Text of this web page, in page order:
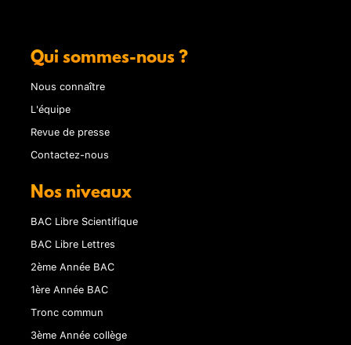
Qui sommes-nous ?
Nous connaître
L'équipe
Revue de presse
Contactez-nous
Nos niveaux
BAC Libre Scientifique
BAC Libre Lettres
2ème Année BAC
1ère Année BAC
Tronc commun
3ème Année collège